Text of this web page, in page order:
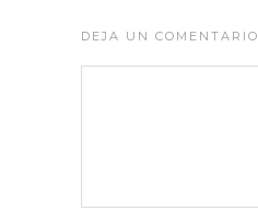
DEJA UN COMENTARIO